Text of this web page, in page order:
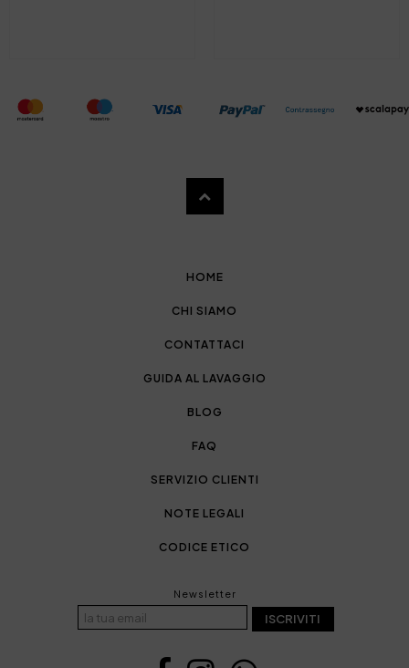
HOME
CHI SIAMO
CONTATTACI
GUIDA AL LAVAGGIO
BLOG
FAQ
SERVIZIO CLIENTI
NOTE LEGALI
CODICE ETICO
Newsletter
ISCRIVITI